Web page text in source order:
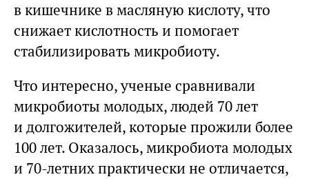
в кишечнике в масляную кислоту, что
снижает кислотность и помогает
стабилизировать микробиоту.
Что интересно, ученые сравнивали
микробиоты молодых, людей 70 лет
и долгожителей, которые прожили более
100 лет. Оказалось, микробиота молодых
и 70-летних практически не отличается,